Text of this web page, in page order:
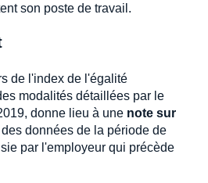
son poste de travail.
de l'index de l'égalité
modalités détaillées par le
donne lieu à une note sur
données de la période de
par l'employeur qui précède